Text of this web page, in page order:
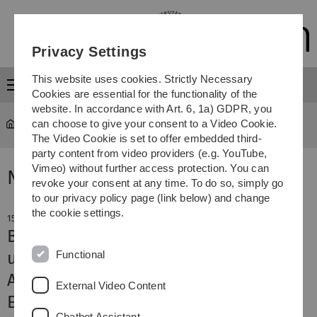
Skip
Skip
Skip
Skip
Menu
Study Study at Ulm University
Nachricht
15. May 2025
Beeindruckende Leistungen in Lehre
und Forschung
Auszeichnungsfeier in der Villa
Eberhardt
Privacy Settings
This website uses cookies. Strictly Necessary
Cookies are essential for the functionality of the
website. In accordance with Art. 6, 1a) GDPR, you
can choose to give your consent to a Video Cookie.
The Video Cookie is set to offer embedded third-
party content from video providers (e.g. YouTube,
Vimeo) without further access protection. You can
revoke your consent at any time. To do so, simply go
to our privacy policy page (link below) and change
the cookie settings.
Functional
External Video Content